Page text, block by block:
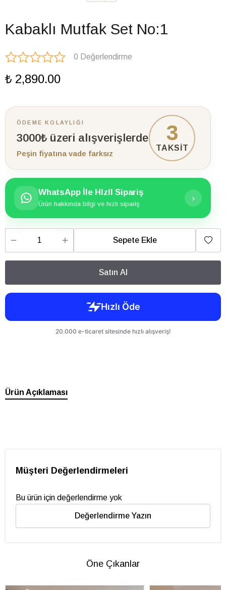
Kabaklı Mutfak Set No:1
0 Değerlendirme
₺ 2,890.00
ÖDEME KOLAYLIĞI
3000₺ üzeri alışverişlerde
Peşin fiyatına vade farksız
3
TAKSİT
WhatsApp İle HIzlI Sipariş
Ürün hakkında bilgi ve hızlı sipariş
›
Sepete Ekle
Satın Al
Ürün Açıklaması
Müşteri Değerlendirmeleri
Bu ürün için değerlendirme yok
Değerlendirme Yazın
Öne Çıkanlar